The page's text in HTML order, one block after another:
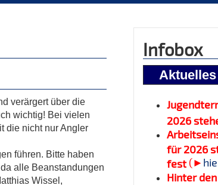
verärgert über die
wichtig! Bei vielen
die nicht nur Angler
führen. Bitte haben
alle Beanstandungen
Wissel,
Infobox
Aktuelles
2026
für 2026
fest(►
Hinter